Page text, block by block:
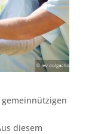
diesem